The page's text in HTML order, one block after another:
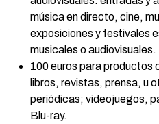
música en directo, cine,
exposiciones y festivales
musicales o audiovisuales.
100 euros para productos
libros, revistas, prensa, u
periódicas; videojuegos,
Blu-ray.